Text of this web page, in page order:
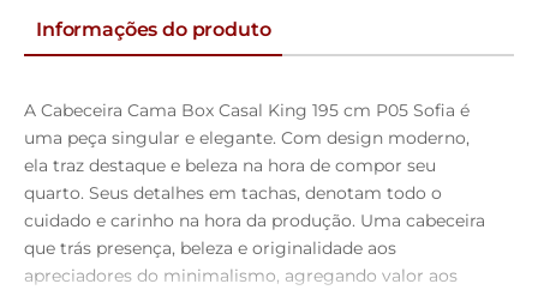
Informações do produto
A Cabeceira Cama Box Casal King 195 cm P05 Sofia é
uma peça singular e elegante. Com design moderno,
ela traz destaque e beleza na hora de compor seu
quarto. Seus detalhes em tachas, denotam todo o
cuidado e carinho na hora da produção. Uma cabeceira
que trás presença, beleza e originalidade aos
apreciadores do minimalismo, agregando valor aos